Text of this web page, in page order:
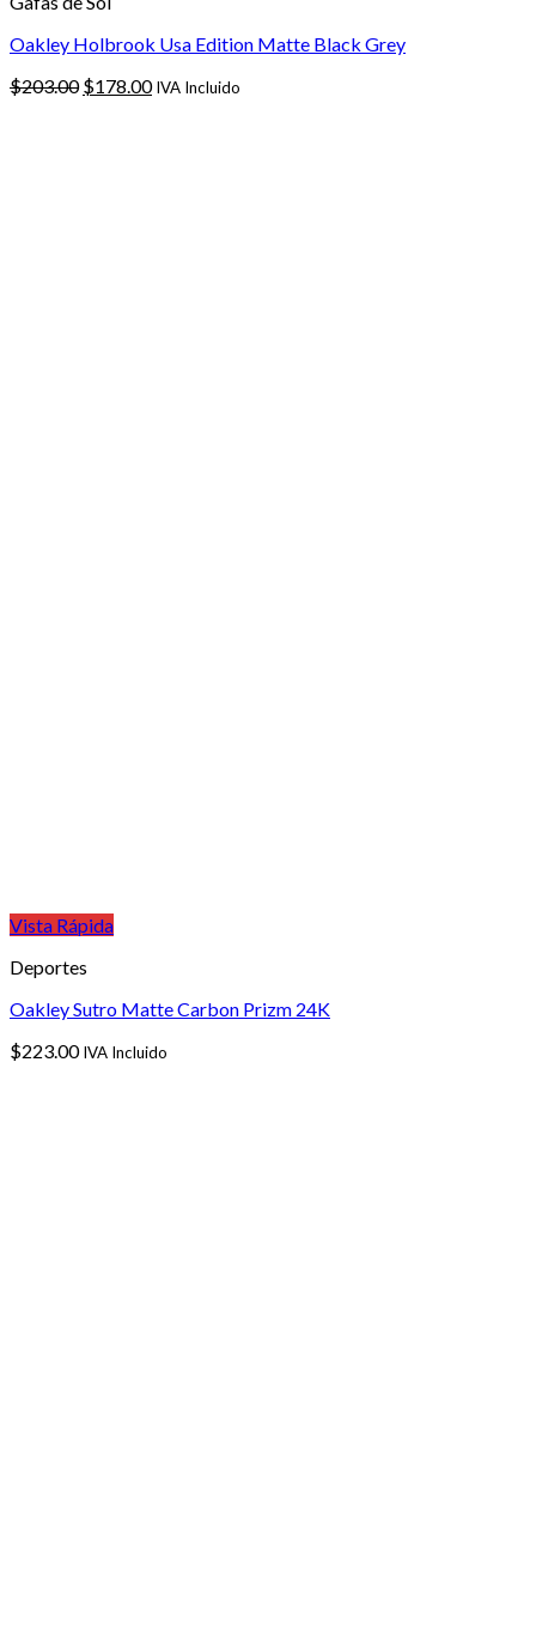
Oakley Holbrook Usa Edition Matte Black Grey
$203.00 El
$178.00ElIVA Incluido
Vista Rápida
Deportes
Oakley Sutro Matte Carbon Prizm 24K
$223.00 IVA Incluido